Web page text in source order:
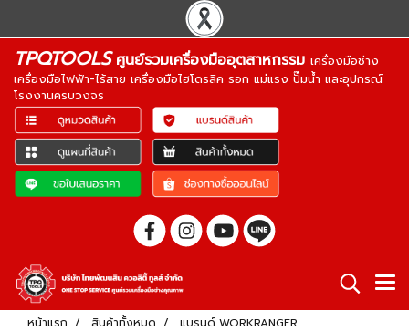
TPQTOOLSศูนย์รวมเครื่องมืออุตสาหกรรม เครื่องมือช่าง
เครื่องมือไฟฟ้า-ไร้สาย เครื่องมือไฮโดรลิค รอก แม่แรง ปั๊มน้ำ และอุปกรณ์
โรงงานครบวงจร
หน้าแรก สินค้าทั้งหมด
แบรนด์ WORKRANGER